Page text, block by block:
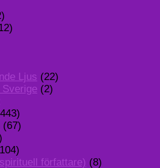
Ljus (22)
Sverige (2)
(67)
författare) (8)